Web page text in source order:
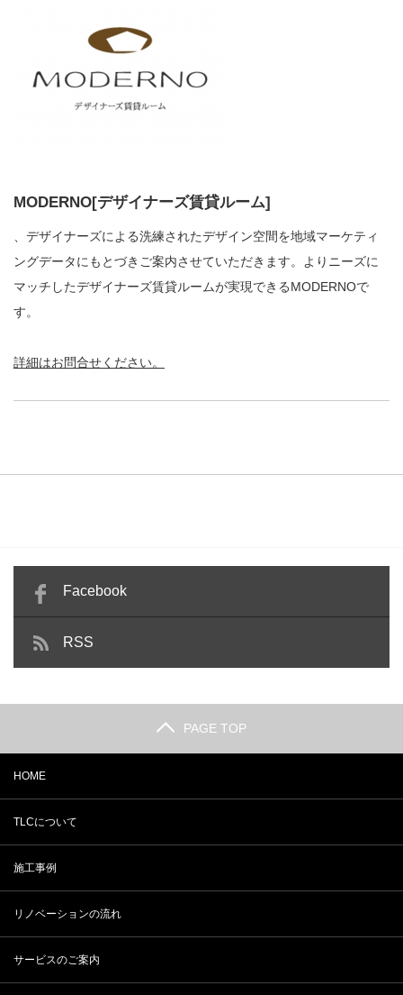
MODERNO[デザイナーズ賃貸ルーム]
、デザイナーズによる洗練されたデザイン空間を地域マーケティ
ングデータにもとづきご案内させていただきます。よりニーズに
マッチしたデザイナーズ賃貸ルームが実現できるMODERNOで
す。
詳細はお問合せください。
Facebook
RSS
PAGE TOP
HOME
TLCについて
施工事例
リノベーションの流れ
サービスのご案内